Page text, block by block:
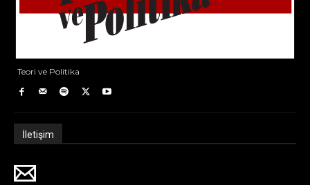
Teori ve Politika
İletişim